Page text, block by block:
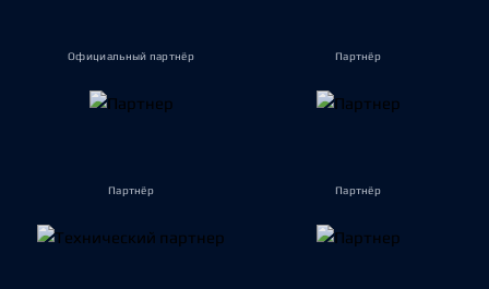
Официальный партнёр Партнёр
Партнёр Партнёр